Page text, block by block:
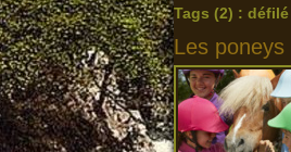
Tags (2) : défilé
Les